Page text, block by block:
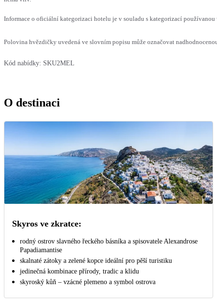
Informace o oficiální kategorizaci hotelu je v souladu s kategorizací
Polovina hvězdičky uvedená ve slovním popisu může označovat
Kód nabídky: SKU2MEL
O destinaci
Skyros ve zkratce:
rodný ostrov slavného řeckého básníka a spisovatele Alexandrose
Papadiamantise
skalnaté zátoky a zelené kopce ideální pro pěší turistiku
jedinečná kombinace přírody, tradic a klidu
skyroský kůň – vzácné plemeno a symbol ostrova